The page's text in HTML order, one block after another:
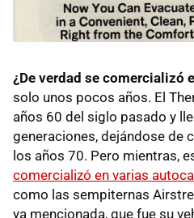
¿De verdad se comercializó
solo unos pocos años. El
años 60 del siglo pasado y
generaciones, dejándose de
los años 70. Pero mientras,
comercializó en varias
como las sempiternas
ya mencionada, que fue su